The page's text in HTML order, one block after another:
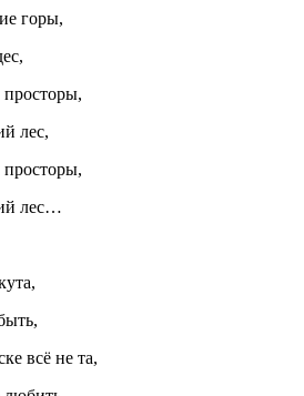
горы,
лес,
лес…
всё не та,